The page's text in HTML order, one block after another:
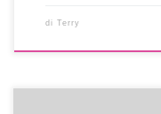
di Terry